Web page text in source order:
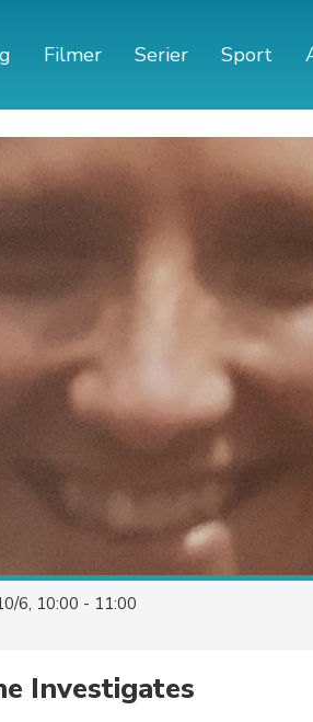
Filmer Serier Sport
6, 10:00 - 11:00
Investigates